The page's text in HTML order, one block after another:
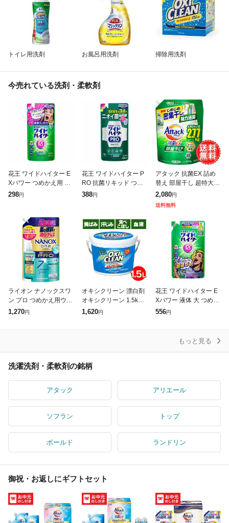
トイレ用洗剤 お風呂用洗剤 掃除用洗剤
今売れている洗剤・柔軟剤
花王 ワイドハイター E
Xパワー つめかえ用 45
0ml
298円
花王 ワイドハイター P
RO 抗菌リキッド つめ
かえ用 450ml
388円
アタック 抗菌EX 詰め
替え 部屋干し 超特大
ゾンビ臭 洗濯洗剤 液体
じめじめ 密集干し 強力
消臭 抗菌 防カビ 花王
2,080円
送料無料
ライオン ナノックスワ
ン プロ つめかえ用ウル
トラジャンボ 1400g 返
1,270円
オキシクリーン 漂白剤
オキシクリーン 1.5kg
新生活 酸素系漂白剤 粉
1,620円
花王 ワイドハイター E
Xパワー 液体 大 つめか
え用 820ml
556円
もっと見る
洗濯洗剤・柔軟剤の銘柄
アタック アリエール
ソフラン トップ
ボールド ランドリン
御祝・お返しにギフトセット